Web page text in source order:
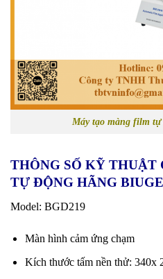
Máy tạo màng film
THÔNG SỐ KỸ THUẬT
TỰ ĐỘNG HÃNG
Model: BGD219
Màn hình cảm ứng chạm
Kích thước tấm nền thử: 340x